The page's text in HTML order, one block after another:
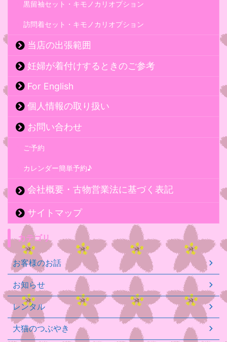
黒留袖セット・キモノカリオプション
訪問着セット・キモノカリオプション
当店の出張範囲
妊婦が着付けするときのご参考
For English
個人情報の取り扱い
お問い合わせ
ご予約
カレンダー簡単予約♪
会社概要・古物営業法に基づく表記
サイトマップ
カテゴリ
お客様のお話
お知らせ
レンタル
大猫のつぶやき